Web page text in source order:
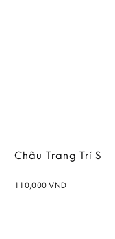
Châu Trang Trí S
110,000VND